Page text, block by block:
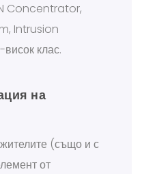
Concentrator,
Intrusion
клас.
на
(също и с
от